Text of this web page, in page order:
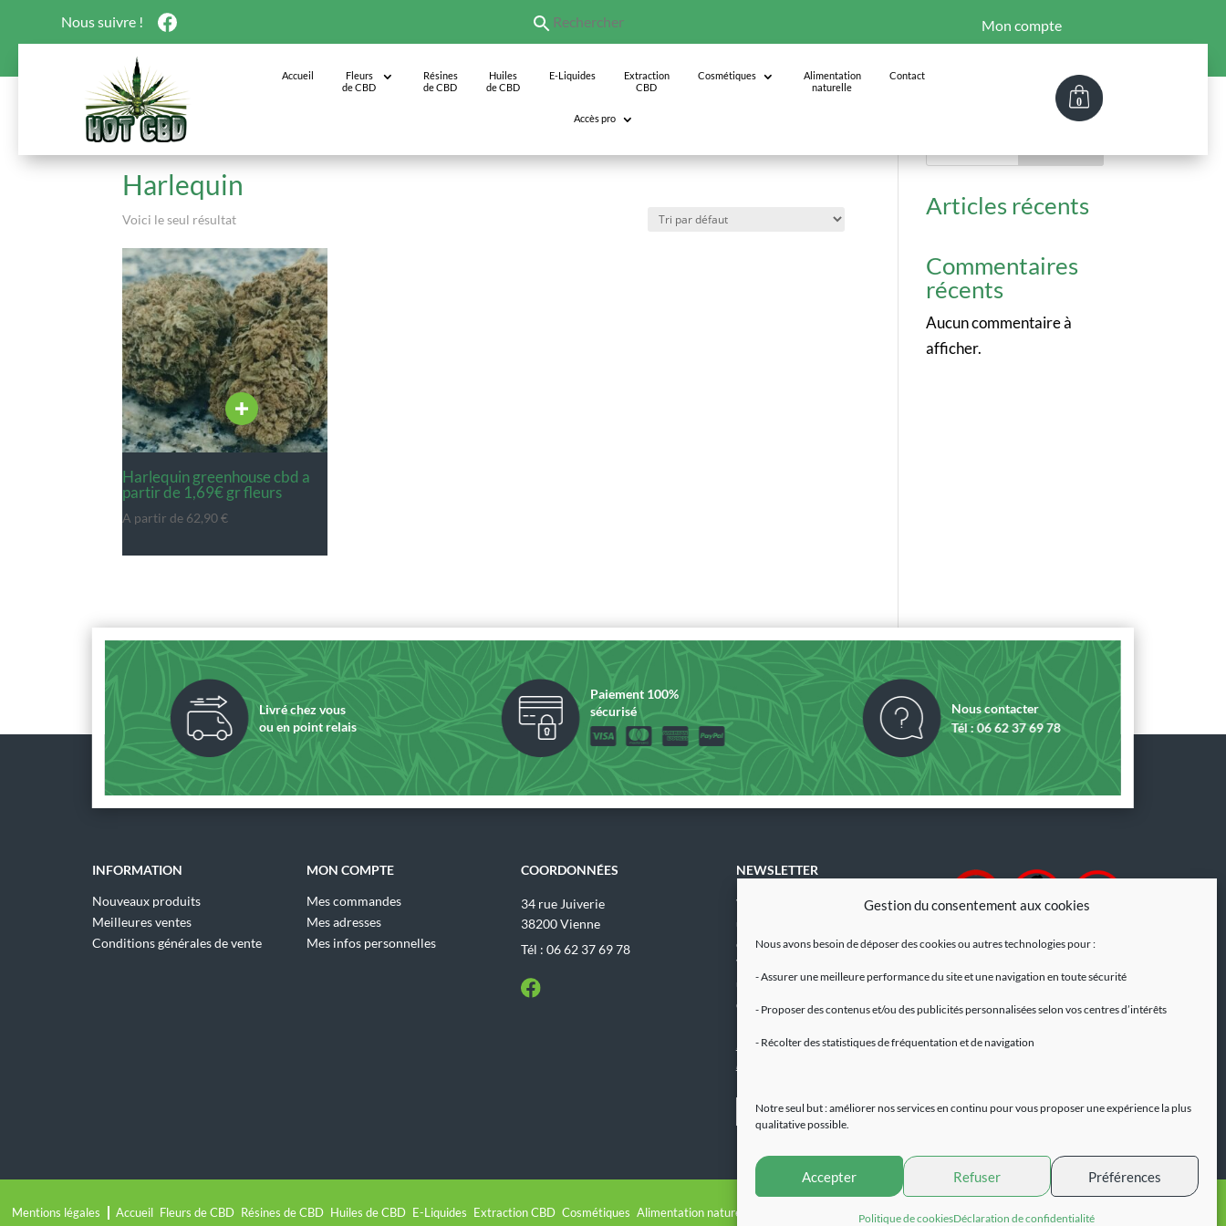
Gestion du consentement aux cookies
Nous avons besoin de déposer des cookies ou autres technologies pour :
- Assurer une meilleure performance du site et une navigation en toute sécurité
- Proposer des contenus et/ou des publicités personnalisées selon vos centres d’intérêts
- Récolter des statistiques de fréquentation et de navigation
Notre seul but : améliorer nos services en continu pour vous proposer une expérience la plus
qualitative possible.
Accepter Refuser Préférences
Politique de cookiesDéclaration de confidentialité
Nous suivre ! Mon compte
Accueil
Fleurs
de CBD
Résines
de CBD
Huiles
de CBD
E-Liquides
Extraction
CBD
Cosmétiques
Alimentation
naturelle
Contact
Accès pro
0
Accueil/ Produits identifiés “Harlequin”
Harlequin
Voici le seul résultat
harlequin greenhouse cbd a
partir de 1,69€ gr fleurs
A partir de 62,90€
Articles récents
Commentaires
récents
Aucun commentaire à
afficher.
Livré chez vous
ou en point relais
Paiement 100%
sécurisé
Nous contacter
Tél : 06 62 37 69 78
INFORMATION
Nouveaux produits
Meilleures ventes
Conditions générales de vente
MON COMPTE
Mes commandes
Mes adresses
Mes infos personnelles
COORDONNÉES
34 rue Juiverie
38200 Vienne
Tél : 06 62 37 69 78
NEWSLETTER
Votre adresse de messagerie est
uniquement utilisée pour vous
envoyer les mailings.
Vous pouvez à tout moment
utiliser le lien de
désabonnement intégré dans les
Pour en savoir plus, consultez nos
mentions légales.
Mentions légales Accueil Fleurs de CBD Résines de CBD Huiles de CBD E-Liquides Extraction CBD Cosmétiques Alimentation naturelle Contact Site réalisé par